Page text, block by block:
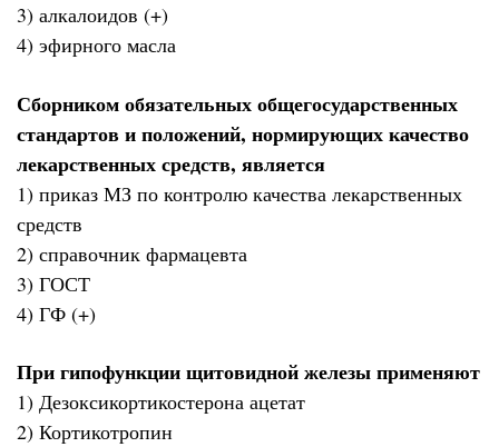
3) алкалоидов (+)
4) эфирного масла
Сборником обязательных общегосударственных
стандартов и положений, нормирующих качество
лекарственных средств, является
1) приказ МЗ по контролю качества лекарственных
средств
2) справочник фармацевта
3) ГОСТ
4) ГФ (+)
При гипофункции щитовидной железы применяют
1) Дезоксикортикостерона ацетат
2) Кортикотропин